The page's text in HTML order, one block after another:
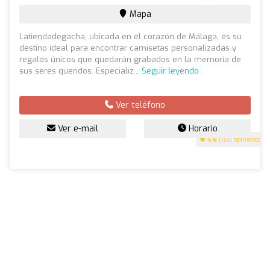
4.6 (160 opiniones)
Mapa
Latiendadegacha, ubicada en el corazón de Málaga, es su
destino ideal para encontrar camisetas personalizadas y
regalos únicos que quedarán grabados en la memoria de
sus seres queridos. Especializ... Seguir leyendo
Ver teléfono
Ver e-mail Horario